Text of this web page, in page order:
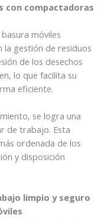
con compactadoras
móviles
la gestión de residuos
de los desechos
lo que facilita su
eficiente.
se logra una
de trabajo. Esta
ordenada de los
y disposición
limpio y seguro